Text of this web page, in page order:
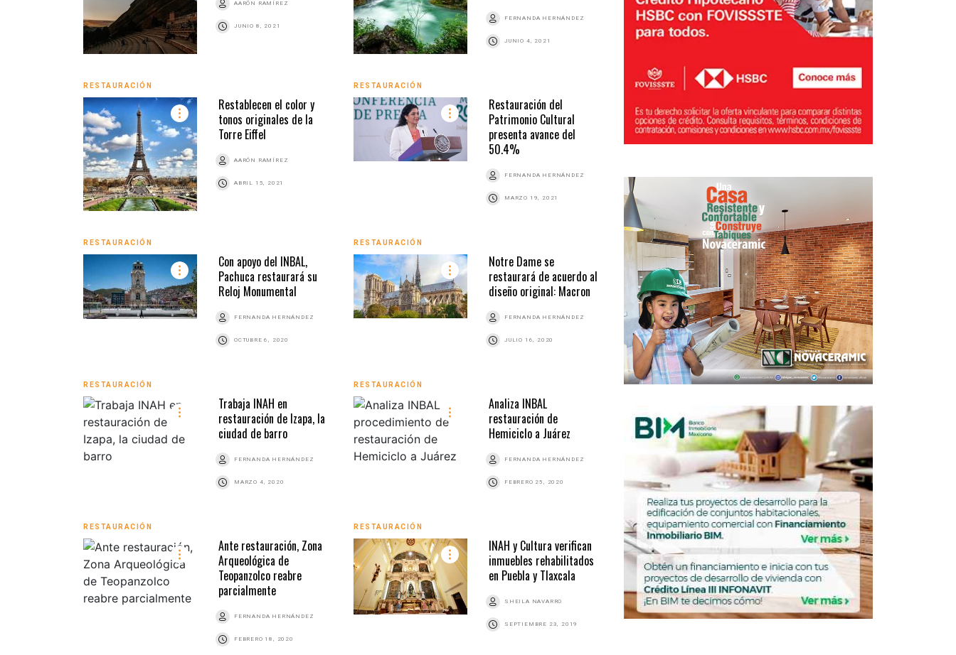
AARÓN RAMÍREZ
JUNIO 8, 2021
FERNANDA HERNÁNDEZ
JUNIO 4, 2021
RESTAURACIÓN
Restablecen el color y
tonos originales de la
Torre Eiffel
AARÓN RAMÍREZ
ABRIL 15, 2021
RESTAURACIÓN
Restauración del
Patrimonio Cultural
presenta avance del
50.4%
FERNANDA HERNÁNDEZ
MARZO 19, 2021
RESTAURACIÓN
Con apoyo del INBAL,
Pachuca restaurará su
Reloj Monumental
FERNANDA HERNÁNDEZ
OCTUBRE 6, 2020
RESTAURACIÓN
Notre Dame se
restaurará de acuerdo al
diseño original: Macron
FERNANDA HERNÁNDEZ
JULIO 16, 2020
RESTAURACIÓN
Trabaja INAH en
restauración de Izapa, la
ciudad de barro
FERNANDA HERNÁNDEZ
MARZO 4, 2020
RESTAURACIÓN
Analiza INBAL
restauración de
Hemiciclo a Juárez
FERNANDA HERNÁNDEZ
FEBRERO 25, 2020
RESTAURACIÓN
Ante restauración, Zona
Arqueológica de
Teopanzolco reabre
parcialmente
FERNANDA HERNÁNDEZ
FEBRERO 18, 2020
RESTAURACIÓN
INAH y Cultura verifican
inmuebles rehabilitados
en Puebla y Tlaxcala
SHEILA NAVARRO
SEPTIEMBRE 23, 2019